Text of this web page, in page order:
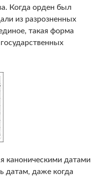
Когда орден был
из разрозненных
такая форма
каноническими датами
датам, даже когда